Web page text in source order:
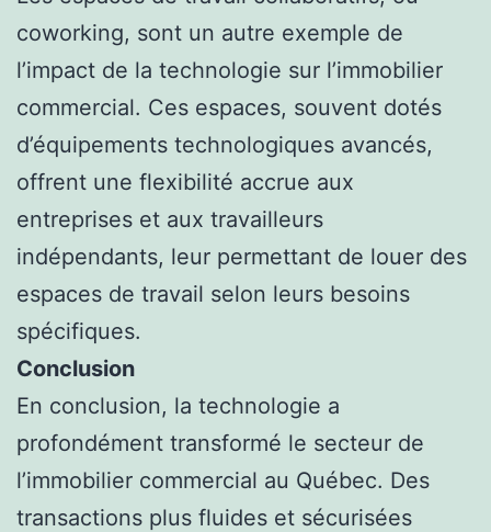
coworking, sont un autre exemple de
l’impact de la technologie sur l’immobilier
commercial. Ces espaces, souvent dotés
d’équipements technologiques avancés,
offrent une flexibilité accrue aux
entreprises et aux travailleurs
indépendants, leur permettant de louer des
espaces de travail selon leurs besoins
spécifiques.
Conclusion
En conclusion, la technologie a
profondément transformé le secteur de
l’immobilier commercial au Québec. Des
transactions plus fluides et sécurisées